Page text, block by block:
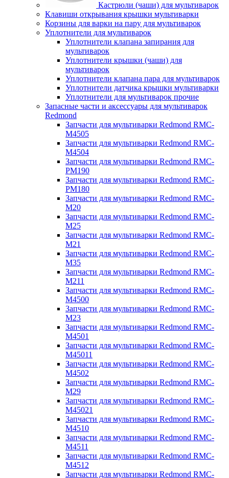
Кастрюли (чаши) для мультиварок
Клавиши открывания крышки мультиварки
Корзины для варки на пару для мультиварок
Уплотнители для мультиварок
Уплотнители клапана запирания для
мультиварок
Уплотнители крышки (чаши) для
мультиварок
Уплотнители клапана пара для мультиварок
Уплотнители датчика крышки мультиварки
Уплотнители для мультиварок прочие
Запасные части и аксессуары для мультиварок
Redmond
Запчасти для мультиварки Redmond RMC-
M4505
Запчасти для мультиварки Redmond RMC-
M4504
Запчасти для мультиварки Redmond RMC-
PM190
Запчасти для мультиварки Redmond RMC-
PM180
Запчасти для мультиварки Redmond RMC-
M20
Запчасти для мультиварки Redmond RMC-
M25
Запчасти для мультиварки Redmond RMC-
M21
Запчасти для мультиварки Redmond RMC-
M35
Запчасти для мультиварки Redmond RMC-
M211
Запчасти для мультиварки Redmond RMC-
M4500
Запчасти для мультиварки Redmond RMC-
M23
Запчасти для мультиварки Redmond RMC-
M4501
Запчасти для мультиварки Redmond RMC-
M45011
Запчасти для мультиварки Redmond RMC-
M4502
Запчасти для мультиварки Redmond RMC-
M29
Запчасти для мультиварки Redmond RMC-
M45021
Запчасти для мультиварки Redmond RMC-
M4510
Запчасти для мультиварки Redmond RMC-
M4511
Запчасти для мультиварки Redmond RMC-
M4512
Запчасти для мультиварки Redmond RMC-